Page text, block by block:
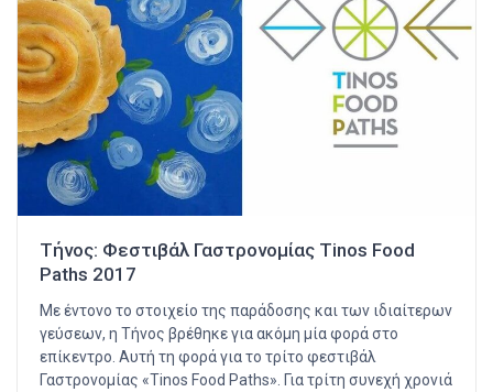
Τήνος: Φεστιβάλ Γαστρονομίας Tinos Food
Paths 2017
Με έντονο το στοιχείο της παράδοσης και των ιδιαίτερων
γεύσεων, η Τήνος βρέθηκε για ακόμη μία φορά στο
επίκεντρο. Αυτή τη φορά για το τρίτο φεστιβάλ
Γαστρονομίας «Tinos Food Paths». Για τρίτη συνεχή χρονιά